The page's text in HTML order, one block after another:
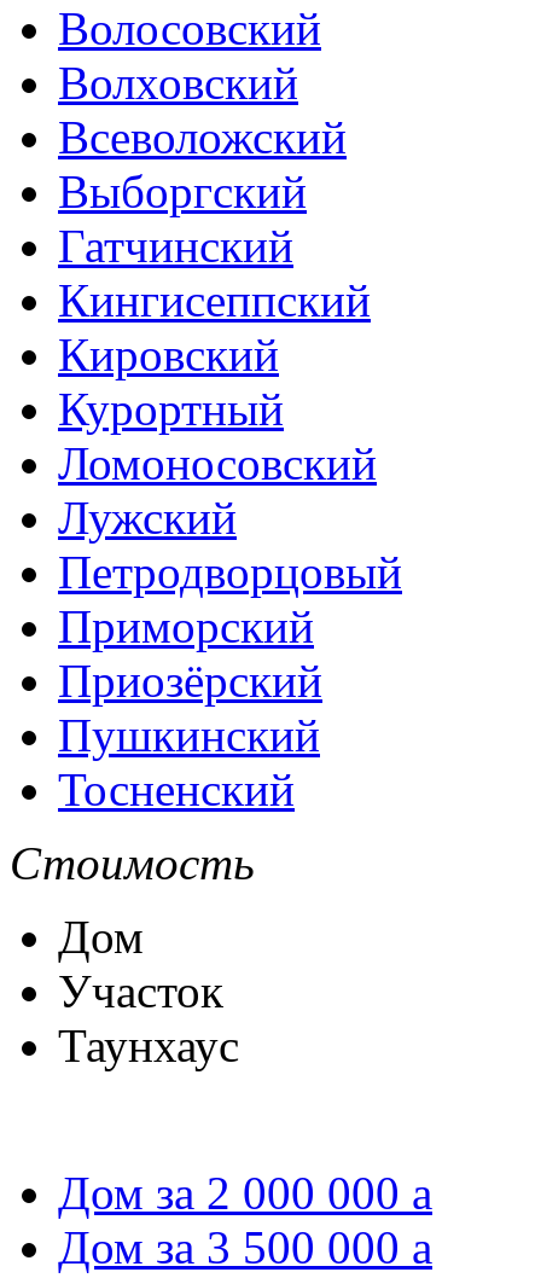
Волосовский
Волховский
Всеволожский
Выборгский
Гатчинский
Кингисеппский
Кировский
Курортный
Ломоносовский
Лужский
Петродворцовый
Приморский
Приозёрский
Пушкинский
Тосненский
Стоимость
Дом
Участок
Таунхаус
Дом за 2 000 000 a
Дом за 3 500 000 a